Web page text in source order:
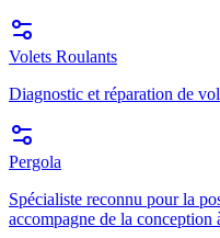
Volets Roulants
Diagnostic et réparation de
Pergola
Spécialiste reconnu pour la
accompagne de la conception